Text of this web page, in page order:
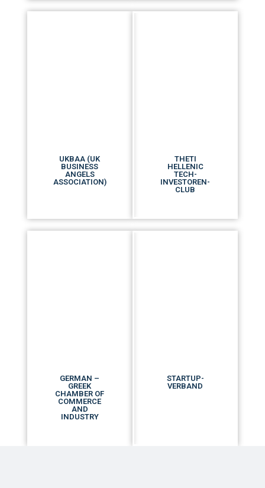
UKBAA (UK
BUSINESS
ANGELS
ASSOCIATION)
THETI
HELLENIC
TECH-
INVESTOREN-
CLUB
GERMAN –
GREEK
CHAMBER OF
COMMERCE
AND
INDUSTRY
STARTUP-
VERBAND